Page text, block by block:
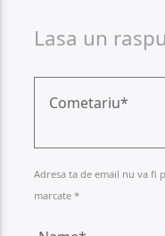
Lasa un
Adresa ta de email nu va fi
marcate *